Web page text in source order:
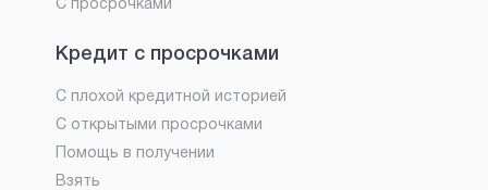
С просрочками
Кредит с просрочками
С плохой кредитной историей
С открытыми просрочками
Помощь в получении
Взять